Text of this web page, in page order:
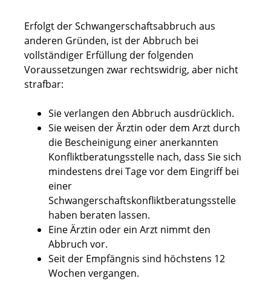
Erfolgt der Schwangerschaftsabbruch aus
anderen Gründen, ist der Abbruch bei
vollständiger Erfüllung der folgenden
Voraussetzungen zwar rechtswidrig, aber nicht
strafbar:
Sie verlangen den Abbruch ausdrücklich.
Sie weisen der Ärztin oder dem Arzt durch
die Bescheinigung einer anerkannten
Konfliktberatungsstelle nach, dass Sie sich
mindestens drei Tage vor dem Eingriff bei
einer
Schwangerschaftskonfliktberatungsstelle
haben beraten lassen.
Eine Ärztin oder ein Arzt nimmt den
Abbruch vor.
Seit der Empfängnis sind höchstens 12
Wochen vergangen.